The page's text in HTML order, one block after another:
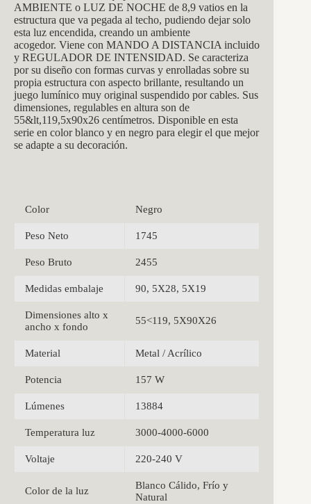
AMBIENTE o LUZ DE NOCHE de 8,9 vatios en la
estructura que va pegada al techo, pudiendo dejar solo
esta luz encendida, creando un ambiente
acogedor. Viene con MANDO A DISTANCIA incluido
y REGULADOR DE INTENSIDAD. Se caracteriza
por su diseño con formas curvas y enrolladas sobre su
propia estructura con aspecto brillante, resultando un
juego lumínico muy original suspendido por cables. Sus
dimensiones, regulables en altura son de
55&lt,119,5x90x26 centímetros. Disponible en esta
serie en color blanco y en negro para elegir el que mejor
se adapte a su decoración.
Color Negro
Peso Neto 1745
Peso Bruto 2455
Medidas embalaje 90, 5X28, 5X19
Dimensiones alto x
ancho x fondo
55<119, 5X90X26
Material Metal / Acrílico
Potencia 157 W
Lúmenes 13884
Temperatura luz 3000-4000-6000
Voltaje 220-240 V
Color de la luz
Blanco Cálido, Frío y
Natural